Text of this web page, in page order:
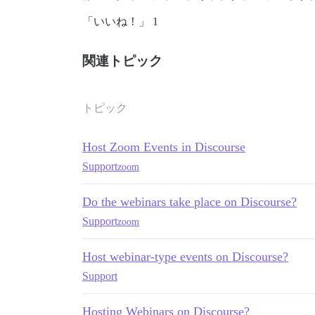
「いいね！」 1
関連トピック
トピック
Host Zoom Events in Discourse
Supportzoom
Do the webinars take place on Discourse?
Supportzoom
Host webinar-type events on Discourse?
Support
Hosting Webinars on Discourse?